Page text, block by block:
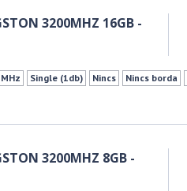
3200MHZ 16GB -
Single (1db) Nincs Nincs borda
3200MHZ 8GB -